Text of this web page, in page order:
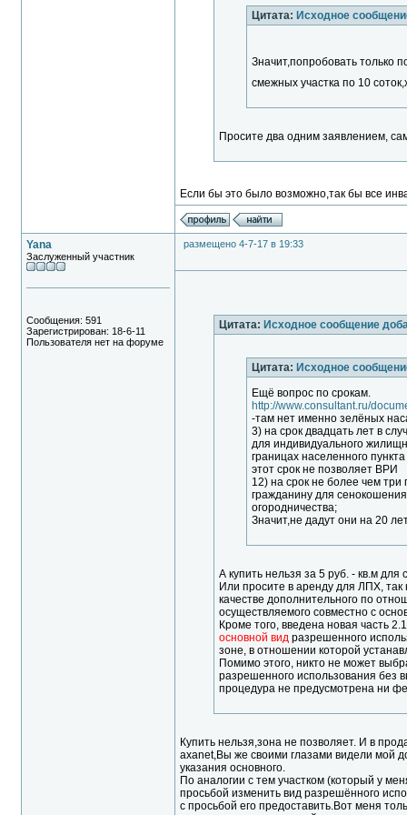
Цитата: Исходное
Значит,попробовать только
смежных участка по 10
Просите два одним заявлением,
Если бы это было возможно,так бы все
Yana
Заслуженный участник
Сообщения: 591
Зарегистрирован: 18-6-11
Пользователя нет на форуме
размещено 4-7-17 в 19:33
Цитата: Исходное сообщение
Цитата: Исходное
Ещё вопрос по срокам.
http://www.consultant.ru/
-там нет именно зелёных
3) на срок двадцать лет в
для индивидуального
границах населенного
этот срок не позволяет ВРИ
12) на срок не более чем три
гражданину для
огородничества;
Значит,не дадут они на 20
А купить нельзя за 5 руб. - кв.м для
Или просите в аренду для ЛПХ, так
качестве дополнительного по
осуществляемого совместно с
Кроме того, введена новая часть
основной вид разрешенного
зоне, в отношении которой
Помимо этого, никто не может
разрешенного использования без
процедура не предусмотрена ни
Купить нельзя,зона не позволяет. И в
axanet,Вы же своими глазами видели мой
указания основного.
По аналогии с тем участком (который у
просьбой изменить вид разрешённого
с просьбой его предоставить.Вот меня